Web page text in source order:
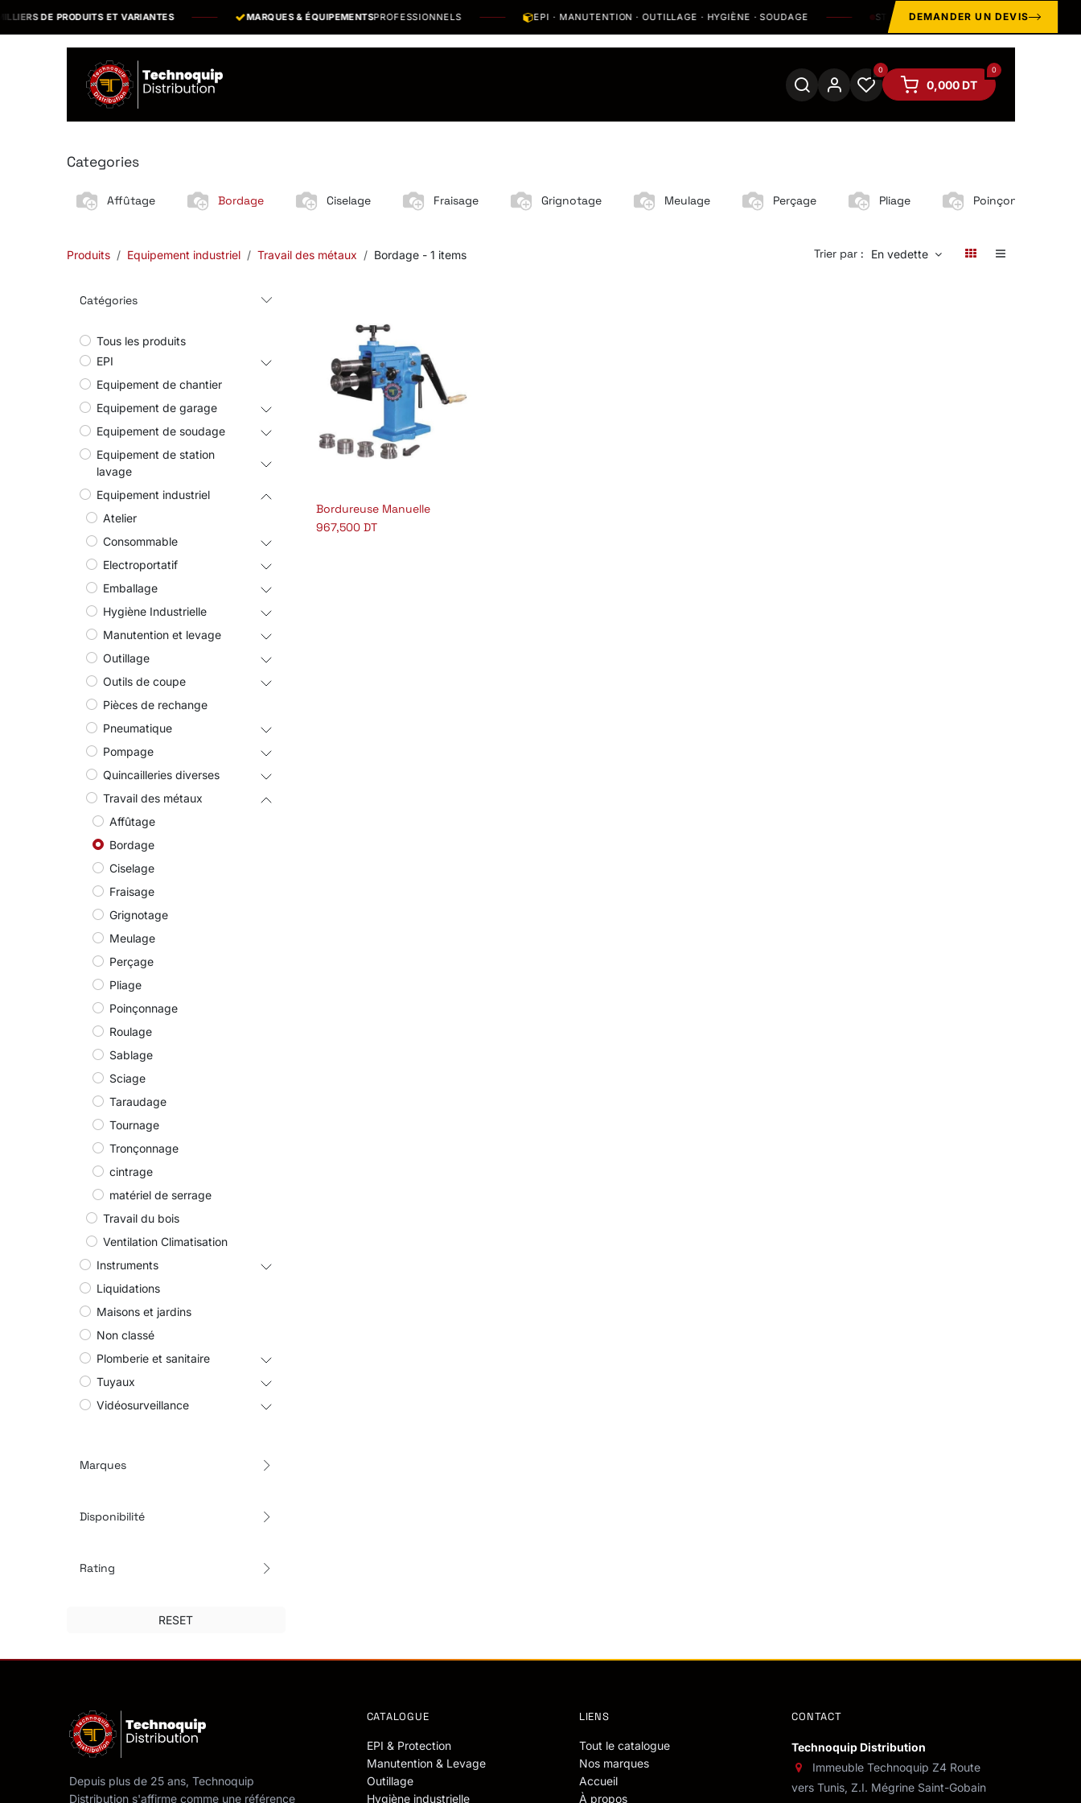
DE PRODUITS ET VARIANTES MARQUES & ÉQUIPEMENTSPROFESSIONNELS EPI · MANUTENTION · OUTILLAGE · HYGIÈNE · SOUDAGE STOCK & SHOWROOM ÀMÉGRINE / BEN AROUS
DEMANDER UN DEVIS
0 0
0,000DT
Categories
Affûtage Bordage Ciselage Fraisage Grignotage Meulage Perçage Pliage Poinçonnage
Produits Equipement industriel Travail des métaux Bordage- 1 items Trier par : En vedette
Catégories
Tous les produits
EPI
Equipement de chantier
Equipement de garage
Equipement de soudage
Equipement de station
lavage
Equipement industriel
Atelier
Consommable
Electroportatif
Emballage
Hygiène Industrielle
Manutention et levage
Outillage
Outils de coupe
Pièces de rechange
Pneumatique
Pompage
Quincailleries diverses
Travail des métaux
Affûtage
Bordage
Ciselage
Fraisage
Grignotage
Meulage
Perçage
Pliage
Poinçonnage
Roulage
Sablage
Sciage
Taraudage
Tournage
Tronçonnage
cintrage
matériel de serrage
Travail du bois
Ventilation Climatisation
Instruments
Liquidations
Maisons et jardins
Non classé
Plomberie et sanitaire
Tuyaux
Vidéosurveillance
Marques
Disponibilité
Rating
RESET
Ajouter au panier
Bordureuse Manuelle
967,500DT
Depuis plus de 25 ans, Technoquip
Distribution s'affirme comme une référence
CATALOGUE
EPI & Protection
Manutention & Levage
Outillage
Hygiène industrielle
LIENS
Tout le catalogue
Nos marques
Accueil
À propos
CONTACT
Technoquip Distribution
Immeuble Technoquip Z4 Route
vers Tunis, Z.I. Mégrine Saint-Gobain